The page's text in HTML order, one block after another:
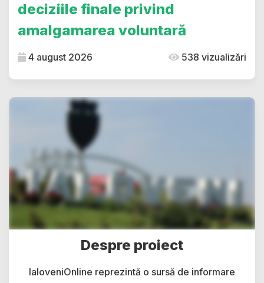
deciziile finale privind
amalgamarea voluntară
4 august 2026 538 vizualizări
Despre proiect
IaloveniOnline reprezintă o sursă de informare